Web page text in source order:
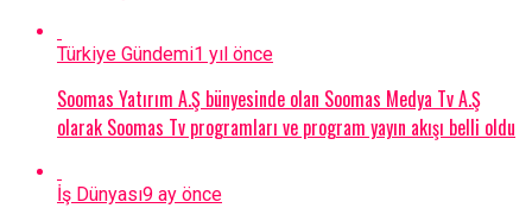
Türkiye Gündemi1 yıl önce
Soomas Yatırım A.Ş bünyesinde olan Soomas Medya Tv A.Ş
olarak Soomas Tv programları ve program yayın akışı belli oldu
İş Dünyası9 ay önce